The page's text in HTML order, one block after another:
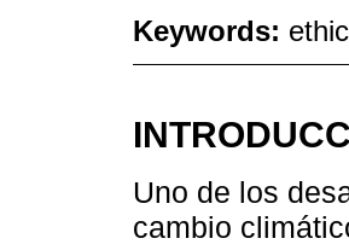
Keywords:
Uno de los
cambio